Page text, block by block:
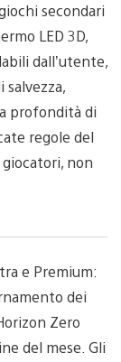
secondari
LED 3D,
dall’utente,
profondità di
regole del
non
e Premium:
dei
Zero
del mese. Gli